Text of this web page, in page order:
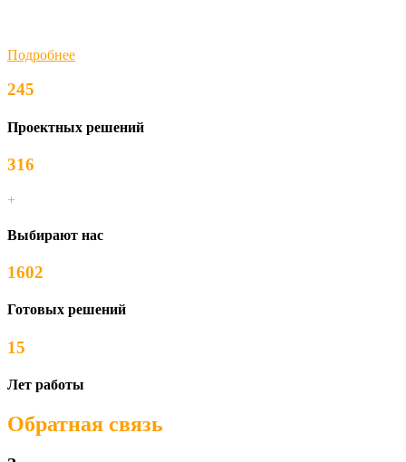
Подробнее
245
Проектных решений
316
+
Выбирают нас
1602
Готовых решений
15
Лет работы
Обратная связь